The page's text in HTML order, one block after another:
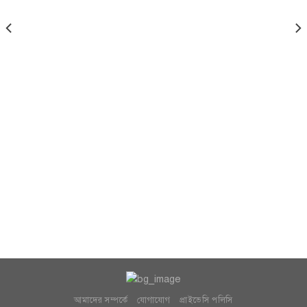
আমাদের সম্পর্কে যোগাযোগ প্রাইভেসি পলিসি